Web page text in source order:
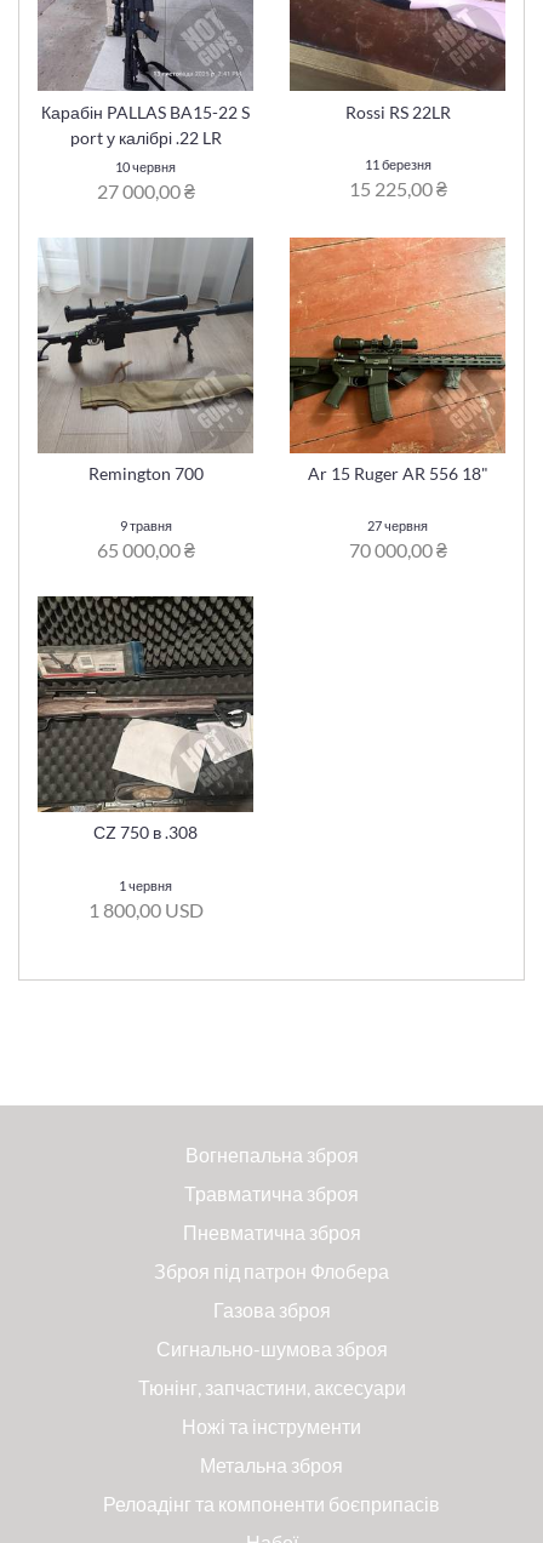
Карабін PALLAS BA15-22 S
port у калібрі .22 LR
10 червня
27 000,00 ₴
Rossi RS 22LR
11 березня
15 225,00 ₴
Remington 700
9 травня
65 000,00 ₴
Ar 15 Ruger AR 556 18"
27 червня
70 000,00 ₴
СZ 750 в .308
1 червня
1 800,00 USD
Вогнепальна зброя
Травматична зброя
Пневматична зброя
Зброя під патрон Флобера
Газова зброя
Сигнально-шумова зброя
Тюнінг, запчастини, аксесуари
Ножі та інструменти
Метальна зброя
Релоадінг та компоненти боєприпасів